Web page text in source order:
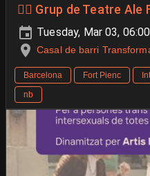
🐦‍🔥 Grup de Teatre
Tuesday, Mar 03,
Casal de barri
Barcelona Fort Pienc
nb